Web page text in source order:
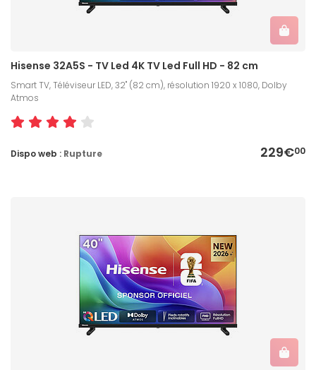
Hisense 32A5S - TV Led 4K TV Led Full HD - 82 cm
Smart TV, Téléviseur LED, 32" (82 cm), résolution 1920 x 1080, Dolby
Atmos
229€00
Dispo web : Rupture